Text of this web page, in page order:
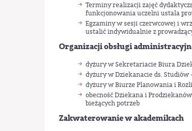
Terminy realizacji zajęć
funkcjonowania uczelni ustala
Egzaminy w sesji czerwcowej i
ustalić indywidualnie z
Organizacji obsługi
dyżury w Sekretariacie Biura
dyżury w Dziekanacie ds. Studiów
dyżury w Biurze Planowania i
obecność Dziekana i
bieżących potrzeb
Zakwaterowanie w akademikach